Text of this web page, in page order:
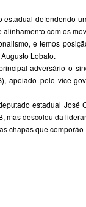
defendendo
com os
e temos
Lobato.
adversário o
apoiado pelo vice-
estadual José
mas descolou da
chapas que